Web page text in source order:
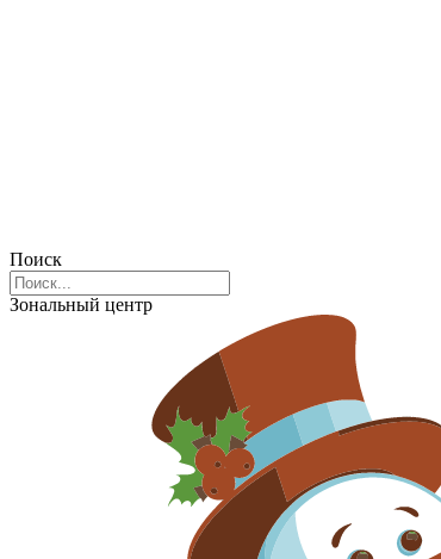
Поиск
Зональный центр